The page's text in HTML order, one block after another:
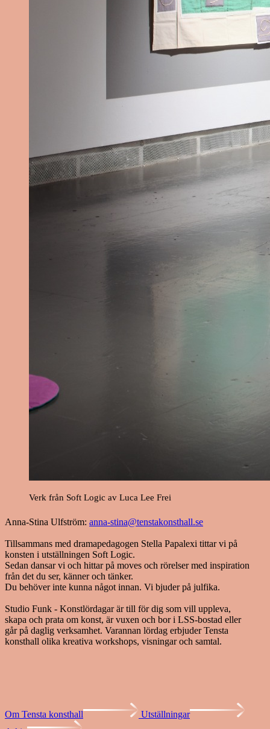
Verk från Soft Logic av Luca Lee Frei
Anna-Stina Ulfström: anna-stina@tenstakonsthall.se
Tillsammans med dramapedagogen Stella Papalexi tittar vi på
konsten i utställningen Soft Logic.
Sedan dansar vi och hittar på moves och rörelser med inspiration
från det du ser, känner och tänker.
Du behöver inte kunna något innan. Vi bjuder på julfika.
Studio Funk - Konstlördagar är till för dig som vill uppleva,
skapa och prata om konst, är vuxen och bor i LSS-bostad eller
går på daglig verksamhet. Varannan lördag erbjuder Tensta
konsthall olika kreativa workshops, visningar och samtal.
Om Tensta konsthall
Utställningar